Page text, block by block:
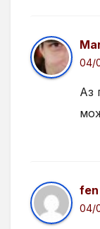
04/
Аз
fen
04/